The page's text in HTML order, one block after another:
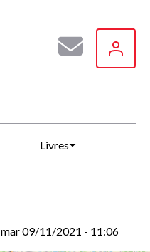
Livres
mar 09/11/2021 - 11:06